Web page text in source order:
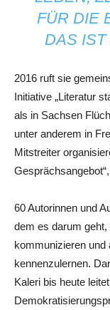
FÜR DIE
DAS IST
2016 ruft sie
Initiative „Literatur
als in Sachsen
unter anderem in
Mitstreiter
60 Autorinnen und
dem es darum
kommunizieren
kennenzulernen.
Kaleri bis heute